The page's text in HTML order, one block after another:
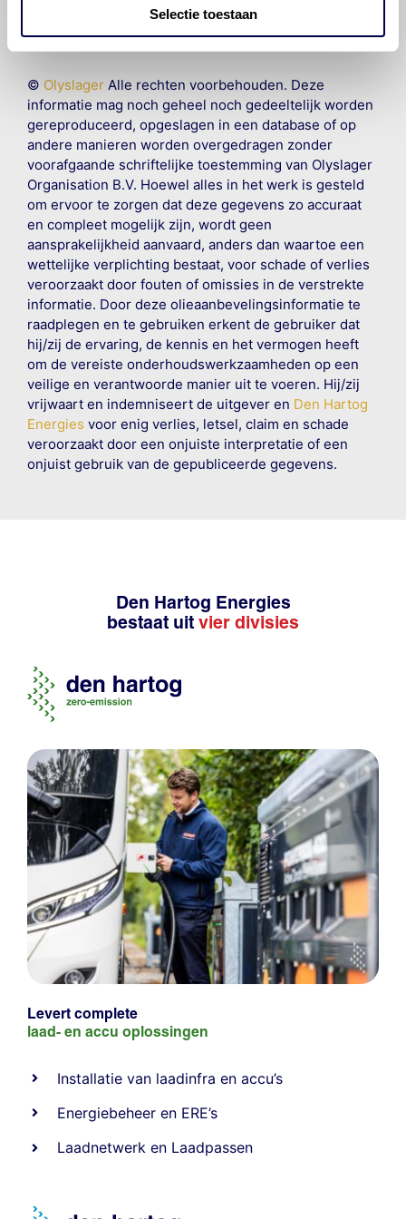
Selectie toestaan
© OlyslagerAlle rechten voorbehouden. Deze
informatie mag noch geheel noch gedeeltelijk worden
gereproduceerd, opgeslagen in een database of op
andere manieren worden overgedragen zonder
voorafgaande schriftelijke toestemming van Olyslager
Organisation B.V. Hoewel alles in het werk is gesteld
om ervoor te zorgen dat deze gegevens zo accuraat
en compleet mogelijk zijn, wordt geen
aansprakelijkheid aanvaard, anders dan waartoe een
wettelijke verplichting bestaat, voor schade of verlies
veroorzaakt door fouten of omissies in de verstrekte
informatie. Door deze olieaanbevelingsinformatie te
raadplegen en te gebruiken erkent de gebruiker dat
hij/zij de ervaring, de kennis en het vermogen heeft
om de vereiste onderhoudswerkzaamheden op een
veilige en verantwoorde manier uit te voeren. Hij/zij
vrijwaart en indemniseert de uitgever en Den Hartog
Energies voor enig verlies, letsel, claim en schade
veroorzaakt door een onjuiste interpretatie of een
onjuist gebruik van de gepubliceerde gegevens.
Den Hartog Energies
bestaat uit vier divisies
Levert complete
laad- en accu oplossingen
Installatie van laadinfra en accu’s
Energiebeheer en ERE’s
Laadnetwerk en Laadpassen